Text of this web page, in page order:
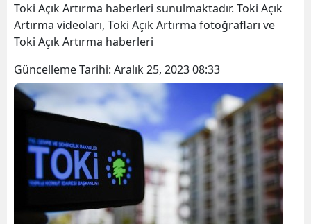
Toki Açık Artırma haberleri sunulmaktadır. Toki Açık
Artırma videoları, Toki Açık Artırma fotoğrafları ve
Toki Açık Artırma haberleri
Güncelleme Tarihi: Aralık 25, 2023 08:33